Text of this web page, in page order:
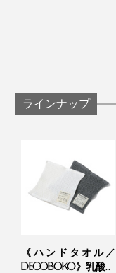
ラインナップ
《ハンドタオル／
DECOBOKO》乳酸パ